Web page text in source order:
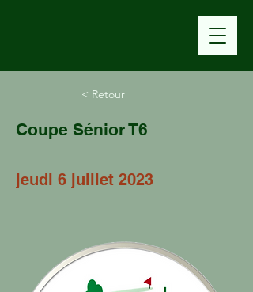
< Retour
Coupe Sénior T6
jeudi 6 juillet 2023